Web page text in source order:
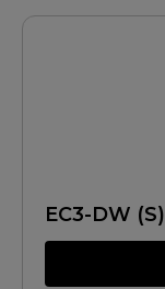
EC3-DW (S)